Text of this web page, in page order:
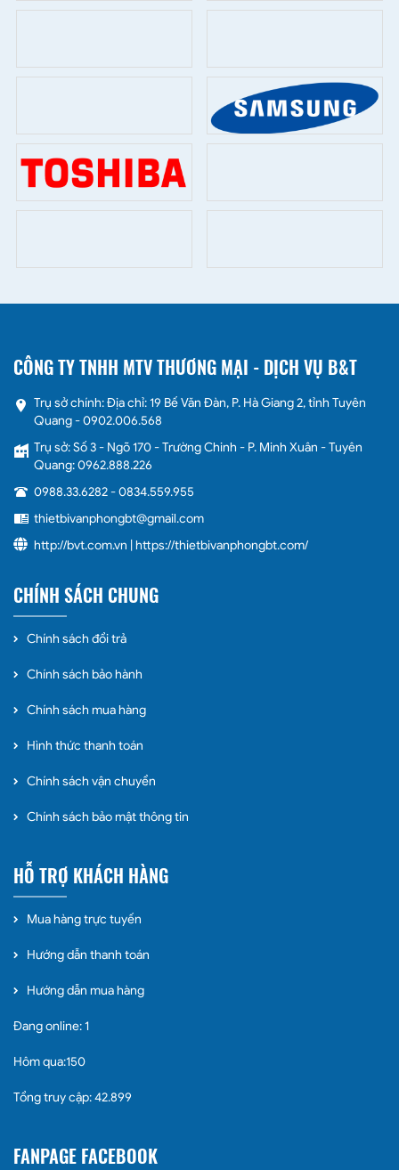
CÔNG TY TNHH MTV THƯƠNG MẠI - DỊCH VỤ B&T
Trụ sở chính: Địa chỉ: 19 Bế Văn Đàn, P. Hà Giang 2, tỉnh Tuyên
Quang - 0902.006.568
Trụ sở: Số 3 - Ngõ 170 - Trường Chinh - P. Minh Xuân - Tuyên
Quang: 0962.888.226
0988.33.6282-0834.559.955
thietbivanphongbt@gmail.com
http://bvt.com.vn | https://thietbivanphongbt.com/
CHÍNH SÁCH CHUNG
Chính sách đổi trả
Chính sách bảo hành
Chính sách mua hàng
Hình thức thanh toán
Chính sách vận chuyển
Chính sách bảo mật thông tin
HỖ TRỢ KHÁCH HÀNG
Mua hàng trực tuyến
Hướng dẫn thanh toán
Hướng dẫn mua hàng
Đang online: 1
Hôm qua:150
Tổng truy cập: 42.899
FANPAGE FACEBOOK